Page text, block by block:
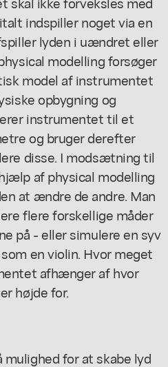
indspiller noget via en
lyden i uændret eller
modelling forsøger
model af instrumentet
opbygning og
instrumentet til et
og bruger derefter
disse. I modsætning til
af physical modelling
at ændre de andre. Man
flere forskellige måder
på - eller simulere en syv
en violin. Hvor meget
afhænger af hvor
højde for.
for at skabe lyd